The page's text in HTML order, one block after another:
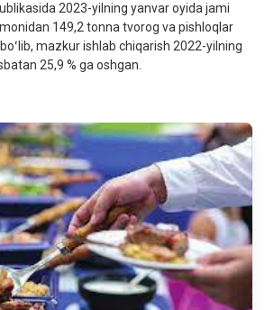
2023-yilning yanvar oyida jami
149,2 tonna tvorog va pishloqlar
mazkur ishlab chiqarish 2022-yilning
25,9 % ga oshgan.